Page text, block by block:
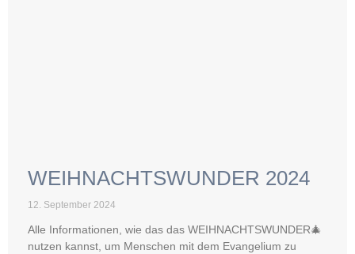
WEIHNACHTSWUNDER 2024
12. September 2024
Alle Informationen, wie das das WEIHNACHTSWUNDER🎄
nutzen kannst, um Menschen mit dem Evangelium zu